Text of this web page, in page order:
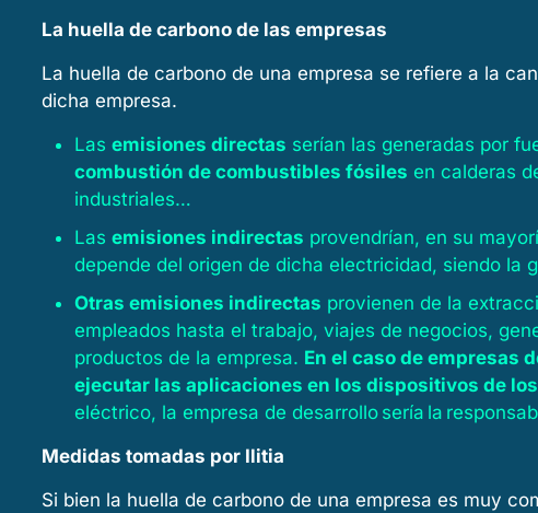
La huella de carbono de las empresas
La huella de carbono de una empresa se refiere a la
dicha empresa.
Las emisiones directas serían las generadas por
combustión de combustibles fósiles en calderas
industriales…
Las emisiones indirectas provendrían, en su
depende del origen de dicha electricidad, siendo la
Otras emisiones indirectas provienen de la
empleados hasta el trabajo, viajes de negocios,
productos de la empresa. En el caso de empresas
ejecutar las aplicaciones en los dispositivos de
eléctrico, la empresa de desarrollo sería la
Medidas tomadas por Ilitia
Si bien la huella de carbono de una empresa es muy